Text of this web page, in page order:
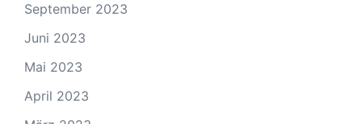
September 2023
Juni 2023
Mai 2023
April 2023